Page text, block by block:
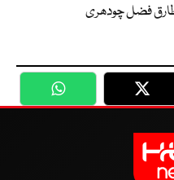
فضل چودھری
WhatsApp